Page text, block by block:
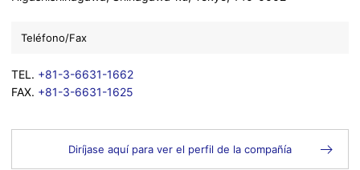
Teléfono/Fax
TEL. +81-3-6631-1662
FAX. +81-3-6631-1625
Diríjase aquí para ver el perfil de la compañía